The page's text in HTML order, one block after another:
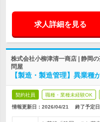
求人詳細を見る
株式会社小柳津清一商店 | 静岡
問屋
【製造・製造管理】異業種
契約社員 職種・業種未経験OK
情報更新日：2026/04/21 終了予定日